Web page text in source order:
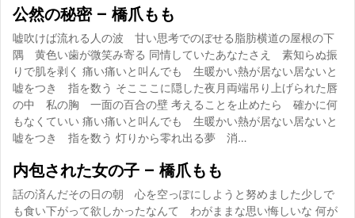
公然の秘密 – 橋爪もも
嘘吹けば流れる人の波 甘い思考でのぼせる脂肪横道の屋根の下
隅 黄色い歯が微笑み寄る 同情していたあなたさえ 素知らぬ振
りで肌を剥く 痛い痛いと叫んでも 生暖かい熱が居ない居ないと
嘘をつき 指を数う そこここに隠した夜月両端吊り上げられた唇
の中 私の胸 一面の百合の壁 考えることを止めたら 確かに何
もなくていい 痛い痛いと叫んでも 生暖かい熱が居ない居ないと
嘘をつき 指を数う 灯りから零れ出る夢 消…
内包された女の子 – 橋爪もも
話の済んだその日の朝 心を空っぽにしようと努めました少しで
も食い下がって欲しかったなんて わがままな思い悔しいな 何が